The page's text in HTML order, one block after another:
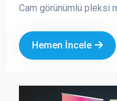
Cam görünümlü pleksi
bulunan baskının net
tanıtım
müşteriye güven veren
Hemen İncele